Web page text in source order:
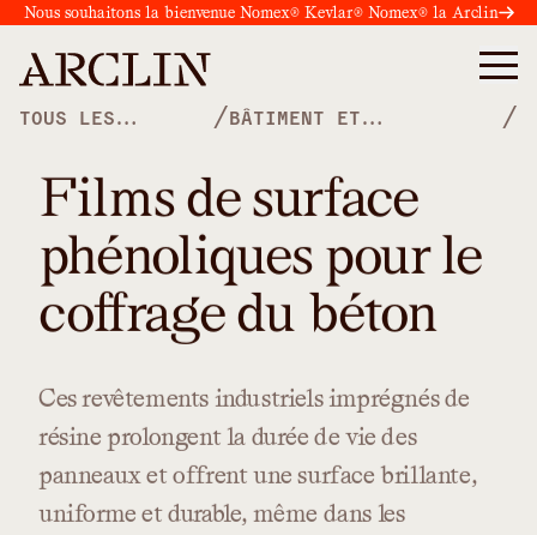
Nous souhaitons la bienvenue Nomex® Kevlar® Nomex® la Arclin
TOUS LES
/BÂTIMENT ET
/
Films de surface
phénoliques pour le
coffrage du béton
Ces revêtements industrielsimprégnésde
résine prolongent la durée de vie des
panneaux etoffrentune surface brillante,
uniforme etdurable, même dans les